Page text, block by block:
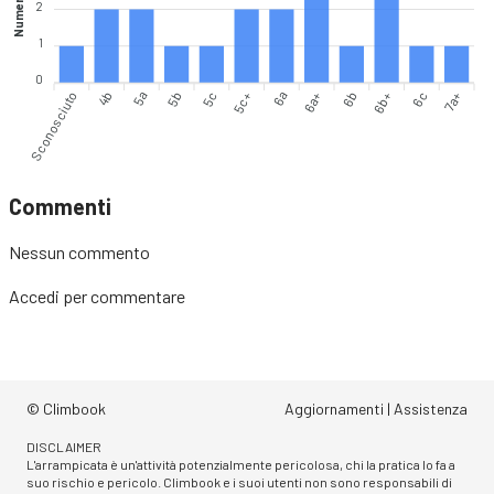
2
1
0
Sconosciuto 4b 5a 5b 5c 5c+ 6a 6a+ 6b 6b+ 6c 7a+
Commenti
Nessun commento
Accedi per commentare
© Climbook Aggiornamenti | Assistenza
DISCLAIMER
L'arrampicata è un'attività potenzialmente pericolosa, chi la pratica lo fa a
suo rischio e pericolo. Climbook e i suoi utenti non sono responsabili di